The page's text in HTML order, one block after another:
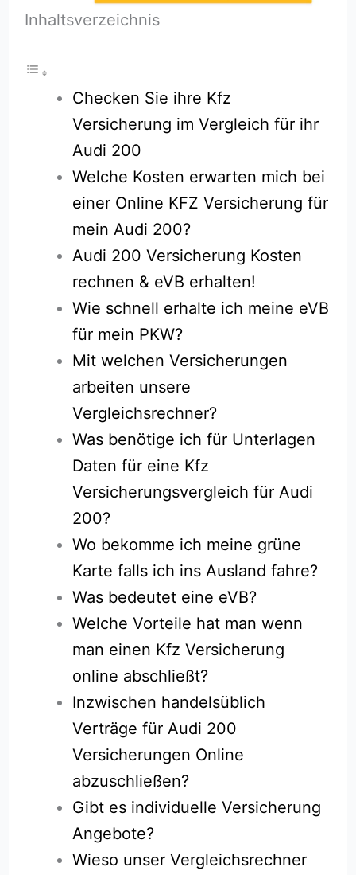
Inhaltsverzeichnis
Checken Sie ihre Kfz
Versicherung im Vergleich für ihr
Audi 200
Welche Kosten erwarten mich bei
einer Online KFZ Versicherung für
mein Audi 200?
Audi 200 Versicherung Kosten
rechnen & eVB erhalten!
Wie schnell erhalte ich meine eVB
für mein PKW?
Mit welchen Versicherungen
arbeiten unsere
Vergleichsrechner?
Was benötige ich für Unterlagen
Daten für eine Kfz
Versicherungsvergleich für Audi
200?
Wo bekomme ich meine grüne
Karte falls ich ins Ausland fahre?
Was bedeutet eine eVB?
Welche Vorteile hat man wenn
man einen Kfz Versicherung
online abschließt?
Inzwischen handelsüblich
Verträge für Audi 200
Versicherungen Online
abzuschließen?
Gibt es individuelle Versicherung
Angebote?
Wieso unser Vergleichsrechner